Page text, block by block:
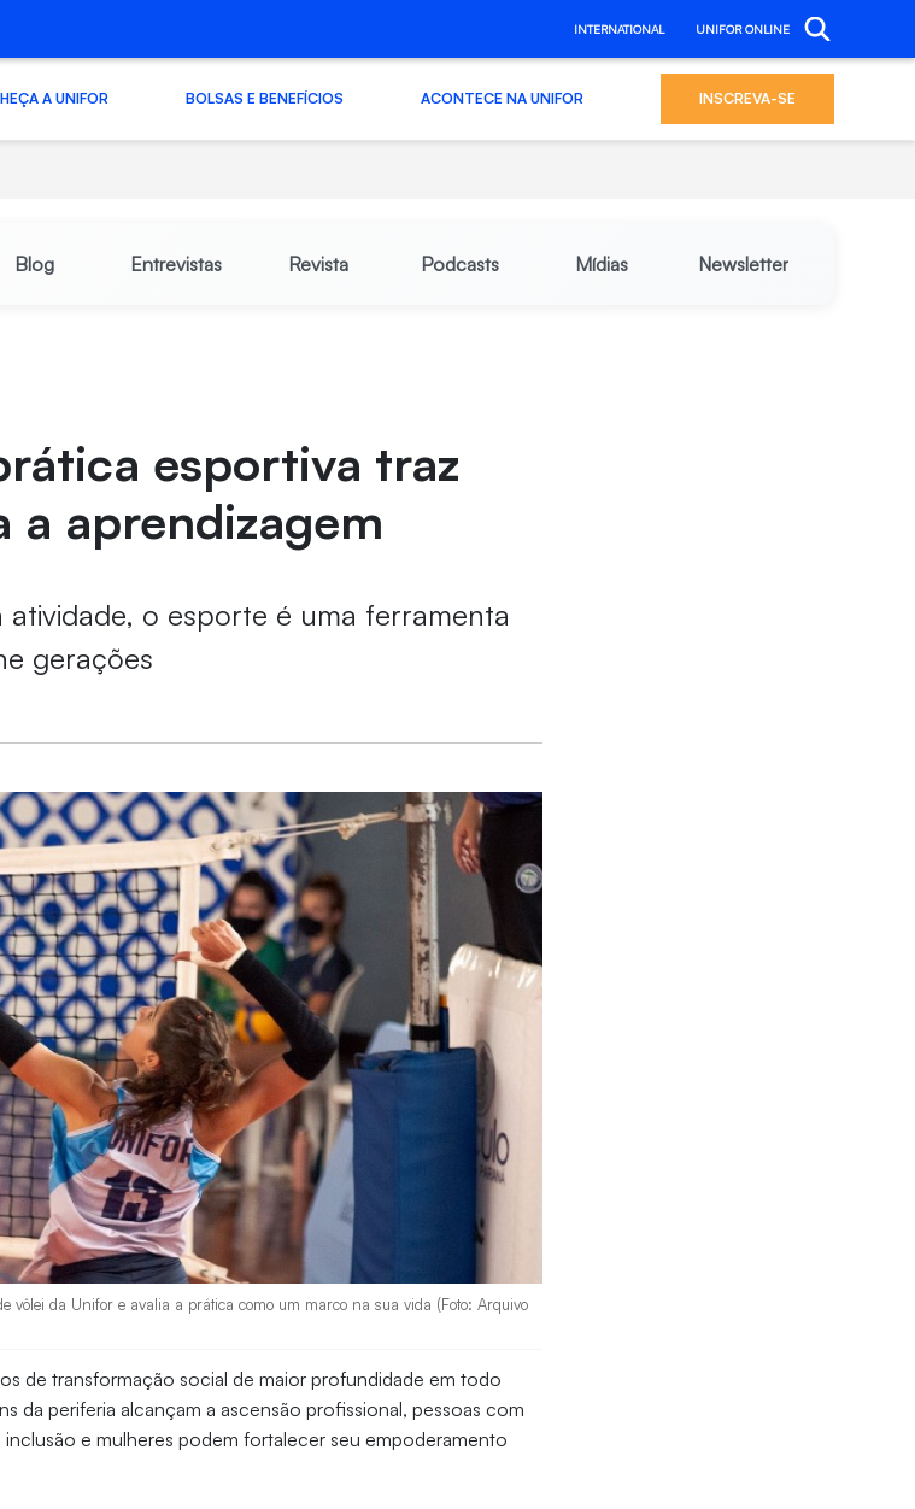
INTERNATIONAL UNIFOR ONLINE
A UNIFOR BOLSAS E BENEFÍCIOS ACONTECE NA UNIFOR INSCREVA-SE
Blog Entrevistas Revista Podcasts Mídias Newsletter
esportiva traz
a aprendizagem
atividade, o esporte é uma ferramenta
gerações
vôlei da Unifor e avalia a prática como um marco na sua vida (Foto: Arquivo
de transformação social de maior profundidade em todo
da periferia alcançam a ascensão profissional, pessoas com
e mulheres podem fortalecer seu empoderamento